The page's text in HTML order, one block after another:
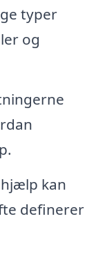
typer
og
kan
definerer